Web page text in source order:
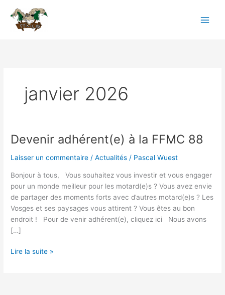
contenu
janvier 2026
Devenir adhérent(e) à la FFMC 88
Laisser un commentaire /Actualités / Pascal Wuest
Bonjour à tous, Vous souhaitez vous investir et vous engager
pour un monde meilleur pour les motard(e)s ? Vous avez envie
de partager des moments forts avec d’autres motard(e)s ? Les
Vosges et ses paysages vous attirent ? Vous êtes au bon
endroit ! Pour de venir adhérent(e), cliquez ici Nous avons
[…]
Devenir
à
FFMC
88
Lire la suite »